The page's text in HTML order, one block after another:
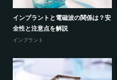
インプラントと電磁波の関係は？安
全性と注意点を解説
インプラント